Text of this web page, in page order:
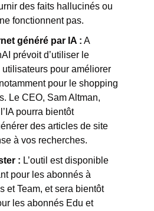
des faits hallucinés ou
fonctionnent pas.
généré par IA : A
prévoit d’utiliser le
pour améliorer
pour le shopping
Le CEO, Sam Altman,
pourra bientôt
des articles de site
à vos recherches.
: L’outil est disponible
pour les abonnés à
et Team, et sera bientôt
les abonnés Edu et